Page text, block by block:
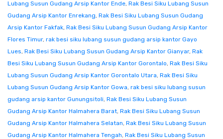
Lubang Susun Gudang Arsip Kantor Ende, Rak Besi Siku Lubang Susun
Gudang Arsip Kantor Enrekang, Rak Besi Siku Lubang Susun Gudang
Arsip Kantor Fakfak, Rak Besi Siku Lubang Susun Gudang Arsip Kantor
Flores Timur, rak besi siku lubang susun gudang arsip kantor Gayo
Lues, Rak Besi Siku Lubang Susun Gudang Arsip Kantor Gianyar, Rak
Besi Siku Lubang Susun Gudang Arsip Kantor Gorontalo, Rak Besi Siku
Lubang Susun Gudang Arsip Kantor Gorontalo Utara, Rak Besi Siku
Lubang Susun Gudang Arsip Kantor Gowa, rak besi siku lubang susun
gudang arsip kantor Gunungsitoli, Rak Besi Siku Lubang Susun
Gudang Arsip Kantor Halmahera Barat, Rak Besi Siku Lubang Susun
Gudang Arsip Kantor Halmahera Selatan, Rak Besi Siku Lubang Susun
Gudang Arsip Kantor Halmahera Tengah, Rak Besi Siku Lubang Susun